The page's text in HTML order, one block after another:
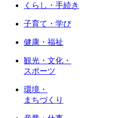
くらし・手続き
子育て・学び
健康・福祉
観光・文化・
スポーツ
環境・
まちづくり